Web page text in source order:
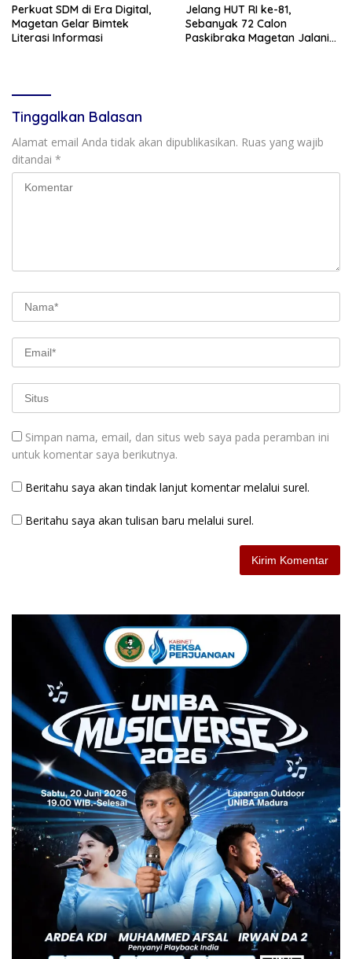
Perkuat SDM di Era Digital,
Magetan Gelar Bimtek
Literasi Informasi
Jelang HUT RI ke-81,
Sebanyak 72 Calon
Paskibraka Magetan Jalani
Tinggalkan Balasan
Alamat email Anda tidak akan dipublikasikan. Ruas yang wajib
ditandai *
Simpan nama, email, dan situs web saya pada peramban ini
untuk komentar saya berikutnya.
Beritahu saya akan tindak lanjut komentar melalui surel.
Beritahu saya akan tulisan baru melalui surel.